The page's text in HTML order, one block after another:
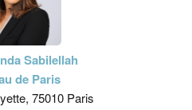
Sabilellah
de Paris
75010 Paris